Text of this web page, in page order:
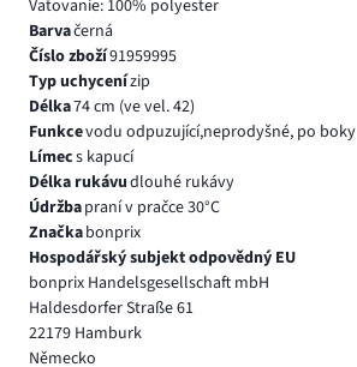
Vatovanie: 100% polyester
Barvačerná
Číslo zboží91959995
Typ uchycenízip
Délka74 cm (ve vel. 42)
Funkcevodu odpuzující,neprodyšné, po boky
Límecs kapucí
Délka rukávudlouhé rukávy
Údržbapraní v pračce 30°C
Značkabonprix
Hospodářský subjekt odpovědný EU
bonprix Handelsgesellschaft mbH
Haldesdorfer Straße 61
22179 Hamburk
Německo